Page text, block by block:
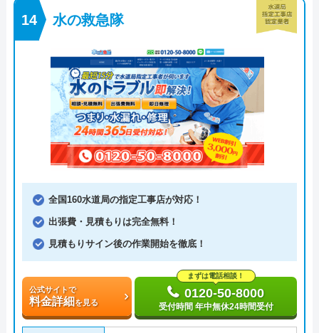
水の救急隊
全国160水道局の指定工事店が対応！
出張費・見積もりは完全無料！
見積もりサイン後の作業開始を徹底！
公式サイトで
料金詳細を見る
まずは電話相談！
0120-50-8000
受付時間 年中無休24時間受付